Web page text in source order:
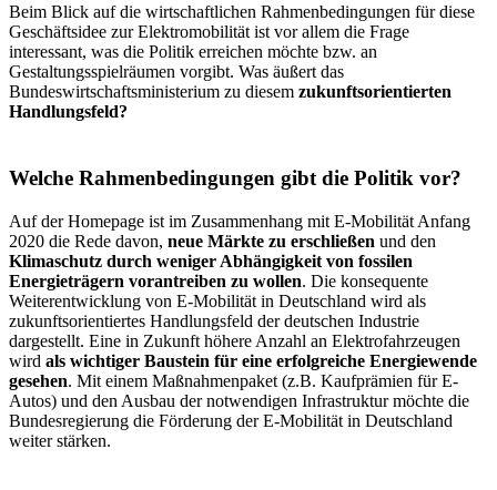
Beim Blick auf die wirtschaftlichen Rahmenbedingungen für diese
Geschäftsidee zur Elektromobilität ist vor allem die Frage
interessant, was die Politik erreichen möchte bzw. an
Gestaltungsspielräumen vorgibt. Was äußert das
Bundeswirtschaftsministerium zu diesem zukunftsorientierten
Handlungsfeld?
Welche Rahmenbedingungen gibt die Politik vor?
Auf der Homepage ist im Zusammenhang mit E-Mobilität Anfang
2020 die Rede davon, neue Märkte zu erschließen und den
Klimaschutz durch weniger Abhängigkeit von fossilen
Energieträgern vorantreiben zu wollen. Die konsequente
Weiterentwicklung von E-Mobilität in Deutschland wird als
zukunftsorientiertes Handlungsfeld der deutschen Industrie
dargestellt. Eine in Zukunft höhere Anzahl an Elektrofahrzeugen
wird als wichtiger Baustein für eine erfolgreiche Energiewende
gesehen. Mit einem Maßnahmenpaket (z.B. Kaufprämien für E-
Autos) und den Ausbau der notwendigen Infrastruktur möchte die
Bundesregierung die Förderung der E-Mobilität in Deutschland
weiter stärken.